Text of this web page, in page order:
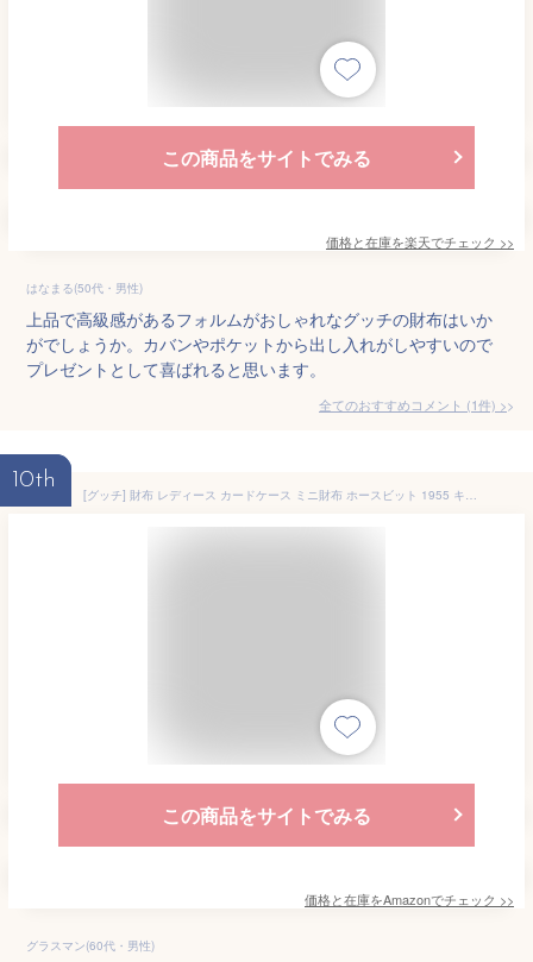
この商品をサイトでみる
価格と在庫を楽天でチェック >>
はなまる(50代・男性)
上品で高級感があるフォルムがおしゃれなグッチの財布はいか
がでしょうか。カバンやポケットから出し入れがしやすいので
プレゼントとして喜ばれると思います。
全てのおすすめコメント (1件) >
10th
[グッチ] 財布 レディース カードケース ミニ財布 ホースビット 1955 キャンバス ベージュ 726846 92TCG 8563 [並行輸入品]
この商品をサイトでみる
価格と在庫をAmazonでチェック >>
グラスマン(60代・男性)